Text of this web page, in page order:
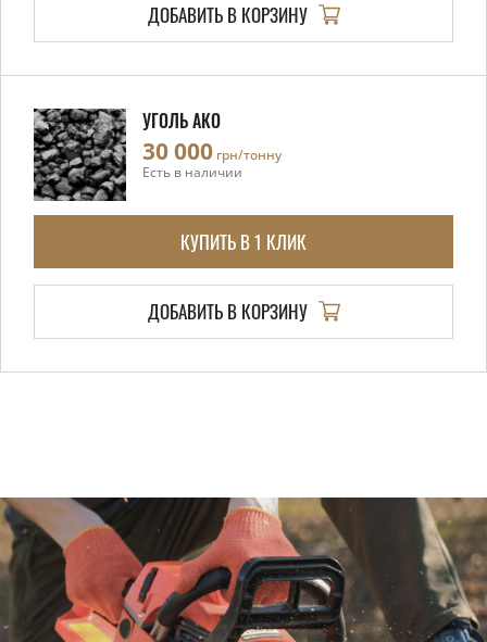
ДОБАВИТЬ В КОРЗИНУ
УГОЛЬ АКО
30 000 грн/тонну
Есть в наличии
КУПИТЬ В 1 КЛИК
ДОБАВИТЬ В КОРЗИНУ